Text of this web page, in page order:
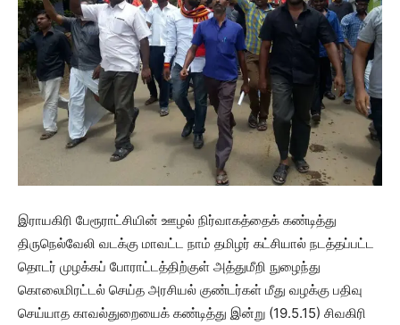
இராயகிரி பேரூராட்சியின் ஊழல் நிர்வாகத்தைக் கண்டித்து
திருநெல்வேலி வடக்கு மாவட்ட நாம் தமிழர் கட்சியால் நடத்தப்பட்ட
தொடர் முழக்கப் போராட்டத்திற்குள் அத்துமீறி நுழைந்து
கொலைமிரட்டல் செய்த அரசியல் குண்டர்கள் மீது வழக்கு பதிவு
செய்யாத காவல்துறையைக் கண்டித்து இன்று (19.5.15) சிவகிரி